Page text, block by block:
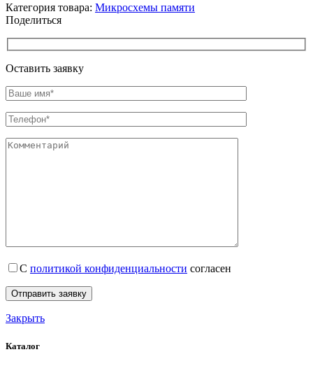
Категория товара: Микросхемы памяти
Поделиться
Оставить заявку
С политикой конфиденциальности согласен
Закрыть
Каталог